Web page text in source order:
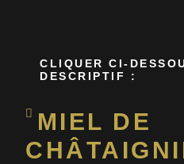
CLIQUER CI-
DESCRIPTIF :
MIEL DE